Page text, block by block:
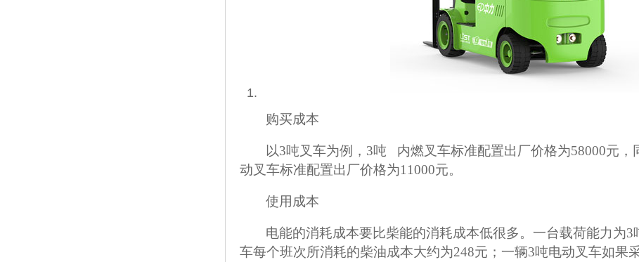
购买成本
以3吨叉车为例，3吨 内燃叉车标准配置出厂价格为58000元，
动叉车标准配置出厂价格为11000元。
使用成本
电能的消耗成本要比柴能的消耗成本低很多。一台载荷能力为3
车每个班次所消耗的柴油成本大约为248元；一辆3吨电动叉车如果